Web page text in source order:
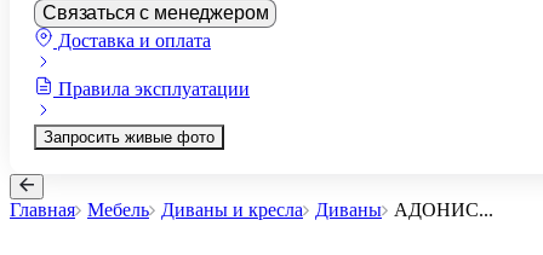
Связаться с менеджером
Доставка и оплата
Правила эксплуатации
Запросить живые фото
Главная Мебель Диваны и кресла Диваны АДОНИС...